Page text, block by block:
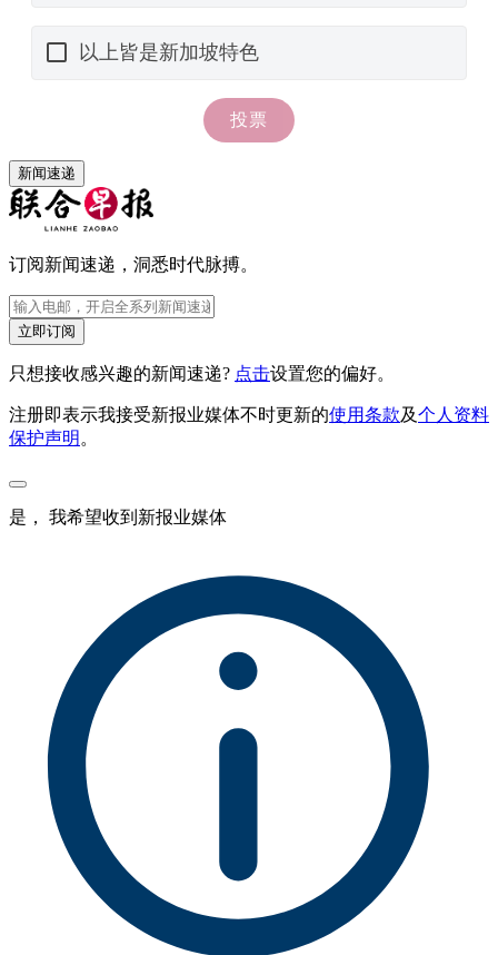
新闻速递
订阅新闻速递，洞悉时代脉搏。
立即订阅
只想接收感兴趣的新闻速递? 点击设置您的偏好。
注册即表示我接受新报业媒体不时更新的使用条款及个人资料
保护声明 。
是， 我希望收到新报业媒体